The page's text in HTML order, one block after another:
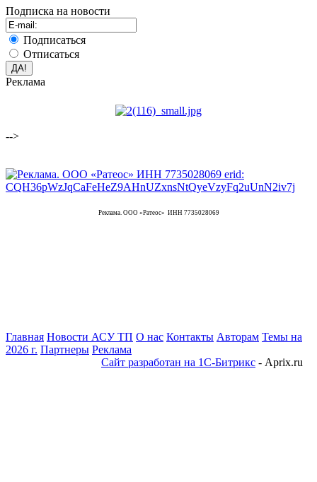
Подписка на новости
Подписаться
Отписаться
Реклама
-->
Реклама. ООО «Ратеос» ИНН 7735028069
Главная Новости АСУ ТП О нас Контакты Авторам Темы на
2026 г. Партнеры Реклама
Сайт разработан на 1С-Битрикс - Aprix.ru